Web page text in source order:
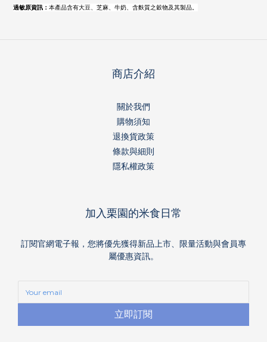
過敏原資訊： 本產品含有大豆、芝麻、牛奶、 含麩質之穀物及其製品。
商店介紹
關於我們
購物須知
退換貨政策
條款與細則
隱私權政策
加入栗園的米食日常
訂閱官網電子報，您將優先獲得新品上市、限量活動與會員專
屬優惠資訊。
立即訂閱